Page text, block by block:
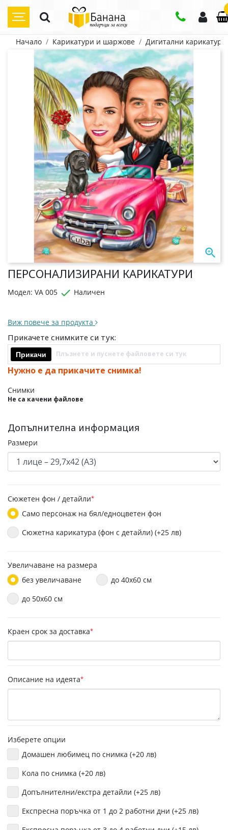
Начало Карикатури и шаржове Дигитални карикатури

ПЕРСОНАЛИЗИРАНИ КАРИКАТУРИ
Модел: VA 005  Наличен
Виж повече за продукта
Прикачете снимките си тук:
Прикачи Плъзнете и пуснете файловете си тук
Нужно е да прикачите снимка!
Снимки
Не са качени файлове
Допълнителна информация
Размери
Сюжетен фон / детайли*
Само персонаж на бял/едноцветен фон
Сюжетна карикатура (фон с детайли) (+25 лв)
Увеличаване на размера
без увеличаване
до 40х60 см
до 50x60 см
Краен срок за доставка*
Описание на идеята*
Изберете опции
Домашен любимец по снимка (+20 лв)
Кола по снимка (+20 лв)
Допълнителни/екстра детайли (+25 лв)
Експресна поръчка от 1 до 2 работни дни (+25 лв)